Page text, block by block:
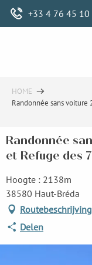
Aller
+33 4 76 45 10
HOME
Randonnée sans voiture
Randonnée
et Refuge des
Hoogte : 2138m
38580 Haut-Bréda
Routebeschrijving
Delen